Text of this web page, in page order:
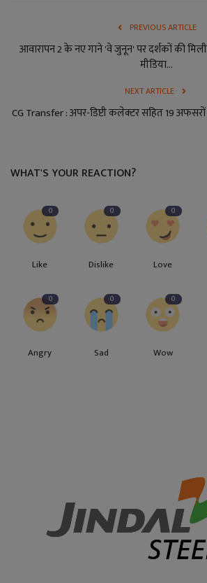
PREVIOUS ARTICLE
आवारापन 2 के नए गाने 'वे जुनून' पर दर्शकों की
मीडिया...
NEXT ARTICLE
CG Transfer : अपर-डिप्टी कलेक्टर सहित 19
WHAT'S YOUR REACTION?
0
Like
0
Dislike
0
Love
0
Angry
0
Sad
0
Wow